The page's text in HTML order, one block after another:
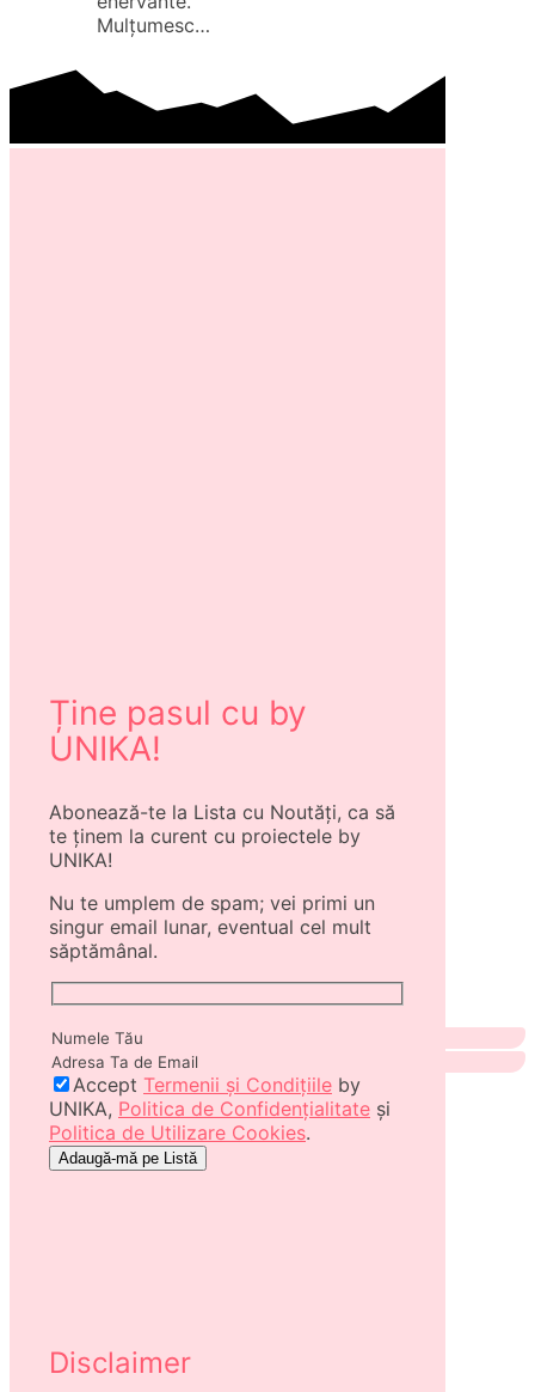
Mulțumesc…
Ține pasul cu by
UNIKA!
Abonează-te la Lista cu Noutăți, ca să
te ținem la curent cu proiectele by
UNIKA!
Nu te umplem de spam; vei primi un
singur email lunar, eventual cel mult
săptămânal.
Accept Termenii și Condițiile by
UNIKA, Politica de Confidențialitate și
Politica de Utilizare Cookies.
Disclaimer